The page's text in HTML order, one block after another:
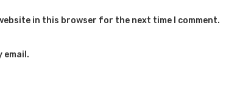
in this browser for the next time I comment.
email.